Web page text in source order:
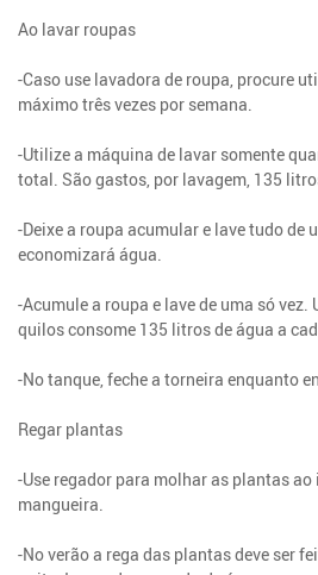
Ao lavar roupas
-Caso use lavadora de roupa, procure
máximo três vezes por semana.
-Utilize a máquina de lavar somente
total. São gastos, por lavagem, 135
-Deixe a roupa acumular e lave tudo de
economizará água.
-Acumule a roupa e lave de uma só
quilos consome 135 litros de água a
-No tanque, feche a torneira enquanto
Regar plantas
-Use regador para molhar as plantas
mangueira.
-No verão a rega das plantas deve ser